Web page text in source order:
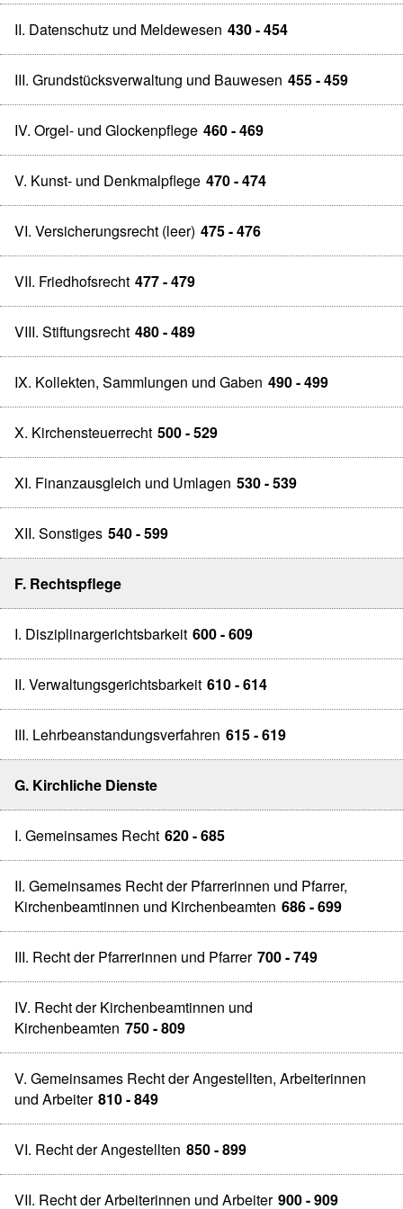
II. Datenschutz und Meldewesen 430 - 454
III. Grundstücksverwaltung und Bauwesen 455 - 459
IV. Orgel- und Glockenpflege 460 - 469
V. Kunst- und Denkmalpflege 470 - 474
VI. Versicherungsrecht (leer) 475 - 476
VII. Friedhofsrecht 477 - 479
VIII. Stiftungsrecht 480 - 489
IX. Kollekten, Sammlungen und Gaben 490 - 499
X. Kirchensteuerrecht 500 - 529
XI. Finanzausgleich und Umlagen 530 - 539
XII. Sonstiges 540 - 599
F. Rechtspflege
I. Disziplinargerichtsbarkeit 600 - 609
II. Verwaltungsgerichtsbarkeit 610 - 614
III. Lehrbeanstandungsverfahren 615 - 619
G. Kirchliche Dienste
I. Gemeinsames Recht 620 - 685
II. Gemeinsames Recht der Pfarrerinnen und Pfarrer,
Kirchenbeamtinnen und Kirchenbeamten 686 - 699
III. Recht der Pfarrerinnen und Pfarrer 700 - 749
IV. Recht der Kirchenbeamtinnen und
Kirchenbeamten 750 - 809
V. Gemeinsames Recht der Angestellten, Arbeiterinnen
und Arbeiter 810 - 849
VI. Recht der Angestellten 850 - 899
VII. Recht der Arbeiterinnen und Arbeiter 900 - 909